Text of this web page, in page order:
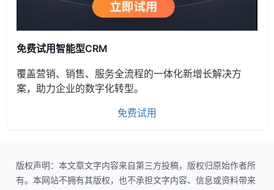
免费试用智能型CRM
覆盖营销、销售、服务全流程的一体化新增长解决方
案，助力企业的数字化转型。
免费试用
版权声明：本文章文字内容来自第三方投稿，版权归原始作者所
有。本网站不拥有其版权，也不承担文字内容、信息或资料带来